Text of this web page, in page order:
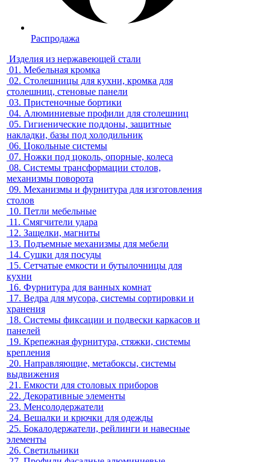
Распродажа
Изделия из нержавеющей стали
01. Мебельная кромка
02. Столешницы для кухни, кромка для
столешниц, стеновые панели
03. Пристеночные бортики
04. Алюминиевые профили для столешниц
05. Гигиенические поддоны, защитные
накладки, базы под холодильник
06. Цокольные системы
07. Ножки под цоколь, опорные, колеса
08. Системы трансформации столов,
механизмы поворота
09. Механизмы и фурнитура для изготовления
столов
10. Петли мебельные
11. Смягчители удара
12. Защелки, магниты
13. Подъемные механизмы для мебели
14. Сушки для посуды
15. Сетчатые емкости и бутылочницы для
кухни
16. Фурнитура для ванных комнат
17. Ведра для мусора, системы сортировки и
хранения
18. Системы фиксации и подвески каркасов и
панелей
19. Крепежная фурнитура, стяжки, системы
крепления
20. Направляющие, метабоксы, системы
выдвижения
21. Емкости для столовых приборов
22. Декоративные элементы
23. Менсолодержатели
24. Вешалки и крючки для одежды
25. Бокалодержатели, рейлинги и навесные
элементы
26. Светильники